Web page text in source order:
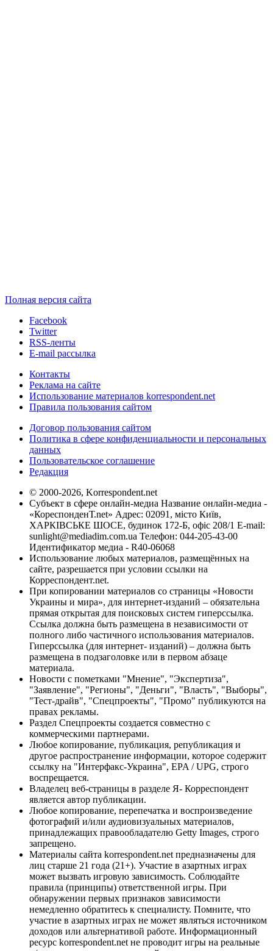
Полная версия сайта
Facebook
Twitter
RSS-ленты
E-mail рассылка
Контакты
Реклама на сайте
Использование материалов korrespondent.net
Правила пользования сайтом
Договор пользования сайтом
Политика в сфере конфиденциальности и персональных
данных
Пользовательское соглашение
Редакция
© 2000-2026, Korrespondent.net
Субъект в сфере онлайн-медиа Название онлайн-медиа -
«КореспонденТ.net» Адрес: 02091, місто Київ,
ХАРКІВСЬКЕ ШОСЕ, будинок 172-Б, офіс 208/1 E-mail:
sunlight@mediadim.com.ua Телефон: 044-205-43-00
Идентификатор медиа - R40-06068
Использование любых материалов, размещённых на
сайте, разрешается при условии ссылки на
Корреспондент.net.
При копировании материалов со страницы «Новости
Украины и мира», для интернет-изданий – обязательна
прямая открытая для поисковых систем гиперссылка.
Ссылка должна быть размещена в независимости от
полного либо частичного использования материалов.
Гиперссылка (для интернет- изданий) – должна быть
размещена в подзаголовке или в первом абзаце
материала.
Новости с пометками "Мнение", "Экспертиза",
"Заявление", "Регионы", "Деньги", "Власть", "Выборы",
"Тест-драйв", "Спецпроекты", "Промо" публикуются на
правах рекламы.
Раздел Спецпроекты создается совместно с
коммерческими партнерами.
Любое копирование, публикация, републикация и
другое распространение информации, которое содержит
ссылку на "Интерфакс-Украина", EPA / UPG, строго
воспрещается.
Владелец веб-страницы в разделе Я- Корреспондент
является автор публикации.
Любое копирование, перепечатка и воспроизведение
фотографий и/или аудиовизуальных материалов,
принадлежащих правообладателю Getty Images, строго
запрещено.
Материалы сайта korrespondent.net предназначены для
лиц старше 21 года (21+). Участие в азартных играх
может вызвать игровую зависимость. Соблюдайте
правила (принципы) ответственной игры. При
обнаружении первых признаков зависимости
немедленно обратитесь к специалисту. Помните, что
участие в азартных играх не может являться источником
доходов или альтернативой работе. Информационный
ресурс korrespondent.net не проводит игры на реальные